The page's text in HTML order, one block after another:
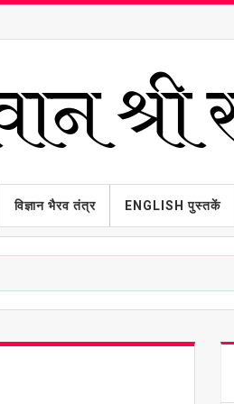
विज्ञान भैरव तंत्र ENGLISH पुस्तकें